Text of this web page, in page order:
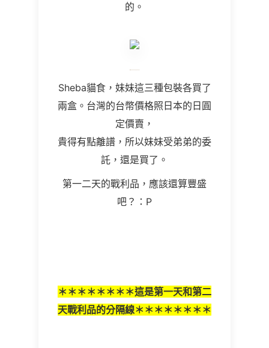
的。
Sheba貓食，妹妹這三種包裝各買了
兩盒。台灣的台幣價格照日本的日圓
定價賣，
貴得有點離譜，所以妹妹受弟弟的委
託，還是買了。
第一二天的戰利品，應該還算豐盛
吧？：P
＊＊＊＊＊＊＊＊這是第一天和第二
天戰利品的分隔線＊＊＊＊＊＊＊＊